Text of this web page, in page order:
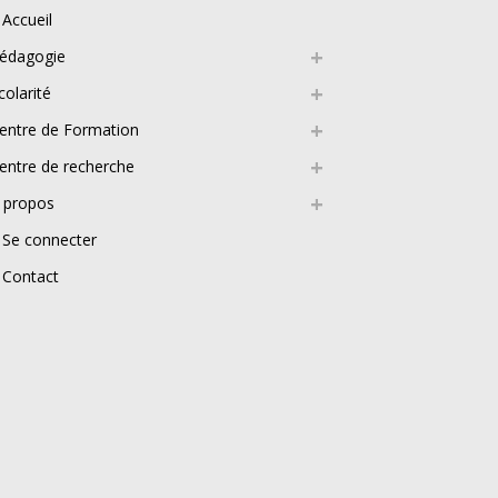
Accueil
de Formation
de recherche
propos
Se connecter
Contact